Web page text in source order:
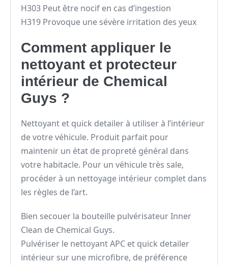
H303 Peut être nocif en cas d’ingestion
H319 Provoque une sévère irritation des yeux
Comment appliquer le
nettoyant et protecteur
intérieur de Chemical
Guys ?
Nettoyant et quick detailer à utiliser à l’intérieur
de votre véhicule. Produit parfait pour
maintenir un état de propreté général dans
votre habitacle. Pour un véhicule très sale,
procéder à un nettoyage intérieur complet dans
les règles de l’art.
Bien secouer la bouteille pulvérisateur Inner
Clean de Chemical Guys.
Pulvériser le nettoyant APC et quick detailer
intérieur sur une microfibre, de préférence